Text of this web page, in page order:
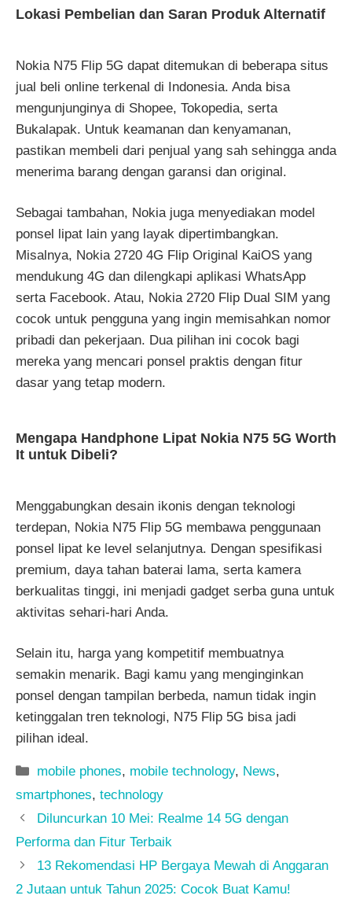
Lokasi Pembelian dan Saran Produk Alternatif
Nokia N75 Flip 5G dapat ditemukan di beberapa situs
jual beli online terkenal di Indonesia. Anda bisa
mengunjunginya di Shopee, Tokopedia, serta
Bukalapak. Untuk keamanan dan kenyamanan,
pastikan membeli dari penjual yang sah sehingga anda
menerima barang dengan garansi dan original.
Sebagai tambahan, Nokia juga menyediakan model
ponsel lipat lain yang layak dipertimbangkan.
Misalnya, Nokia 2720 4G Flip Original KaiOS yang
mendukung 4G dan dilengkapi aplikasi WhatsApp
serta Facebook. Atau, Nokia 2720 Flip Dual SIM yang
cocok untuk pengguna yang ingin memisahkan nomor
pribadi dan pekerjaan. Dua pilihan ini cocok bagi
mereka yang mencari ponsel praktis dengan fitur
dasar yang tetap modern.
Mengapa Handphone Lipat Nokia N75 5G Worth
It untuk Dibeli?
Menggabungkan desain ikonis dengan teknologi
terdepan, Nokia N75 Flip 5G membawa penggunaan
ponsel lipat ke level selanjutnya. Dengan spesifikasi
premium, daya tahan baterai lama, serta kamera
berkualitas tinggi, ini menjadi gadget serba guna untuk
aktivitas sehari-hari Anda.
Selain itu, harga yang kompetitif membuatnya
semakin menarik. Bagi kamu yang menginginkan
ponsel dengan tampilan berbeda, namun tidak ingin
ketinggalan tren teknologi, N75 Flip 5G bisa jadi
pilihan ideal.
Kategori
mobile phones, mobile technology, News,
smartphones, technology
Diluncurkan 10 Mei: Realme 14 5G dengan
Performa dan Fitur Terbaik
13 Rekomendasi HP Bergaya Mewah di Anggaran
2 Jutaan untuk Tahun 2025: Cocok Buat Kamu!